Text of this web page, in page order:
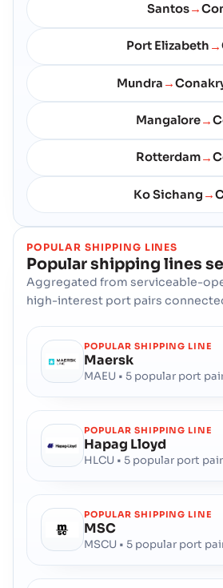
Santos→
Port Elizabeth →
Mundra →
Mangalore→
Rotterdam→
Ko Sichang →
POPULAR SHIPPING LINES
Popular shipping lines
Aggregated from serviceable-
high-interest port pairs
POPULAR SHIPPING LINE
Maersk
MAEU • 5 popular port
POPULAR SHIPPING LINE
Hapag Lloyd
HLCU • 5 popular port
POPULAR SHIPPING LINE
MSC
MSCU • 5 popular port